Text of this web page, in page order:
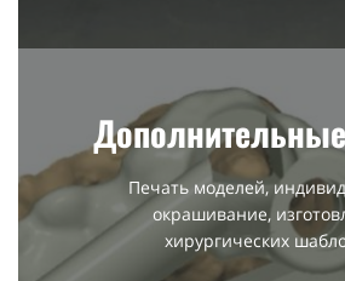
Печать моделей,
окрашивание,
хирургических